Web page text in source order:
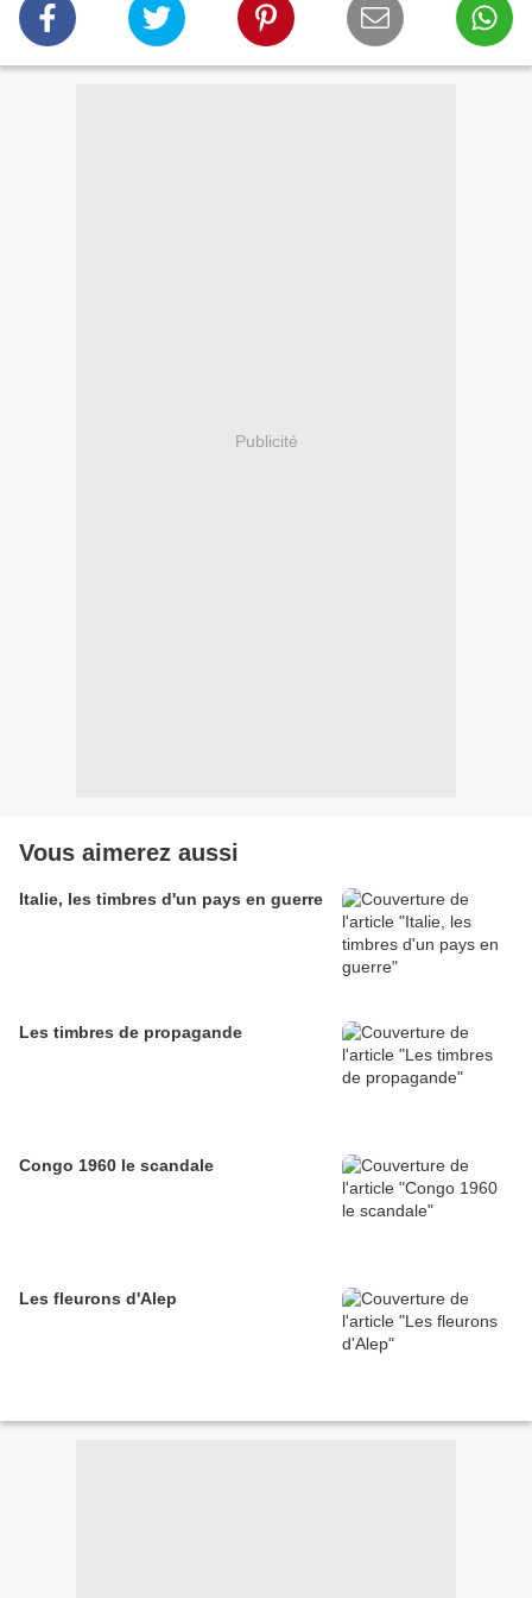
Publicité
Vous aimerez aussi
Italie, les timbres d'un pays en guerre
Les timbres de propagande
Congo 1960 le scandale
Les fleurons d'Alep